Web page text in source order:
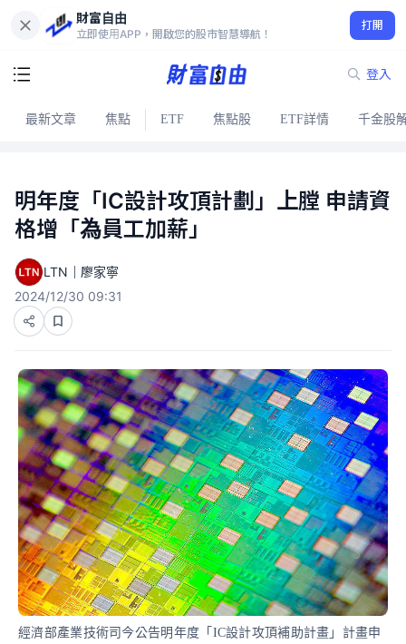
財富自由
立即使用APP，開啟您的股市智慧導航！
打開
登入
最新文章 焦點 ETF 焦點股 ETF詳情 千金股
明年度「IC設計攻頂計劃」上膛 申請資
格增「為員工加薪」
LTN｜廖家寧
2024/12/30 09:31
經濟部產業技術司今公告明年度「IC設計攻頂補助計畫」計畫申